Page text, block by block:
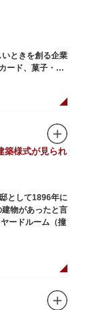
ときを創る企業
ード、菓子・食
んでいただける
築様式が見られ
として1896年に
物があったと言
ードルーム（撞
て設計された西